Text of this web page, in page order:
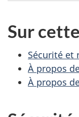
Sur
Sécurité et
À propos
À propos